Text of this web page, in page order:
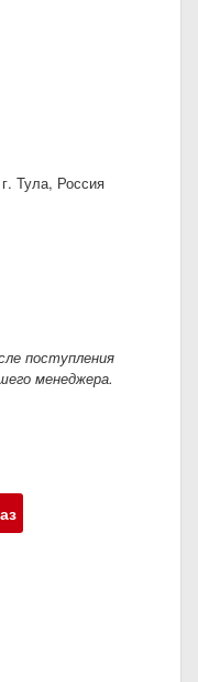
Тула, Россия
поступления
менеджера.